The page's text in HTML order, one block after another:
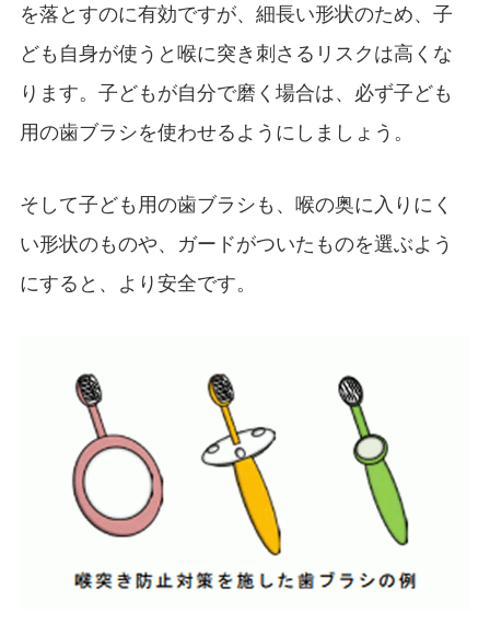
を落とすのに有効ですが、細長い形状のため、子
ども自身が使うと喉に突き刺さるリスクは高くな
ります。子どもが自分で磨く場合は、必ず子ども
用の歯ブラシを使わせるようにしましょう。
そして子ども用の歯ブラシも、喉の奥に入りにく
い形状のものや、ガードがついたものを選ぶよう
にすると、より安全です。